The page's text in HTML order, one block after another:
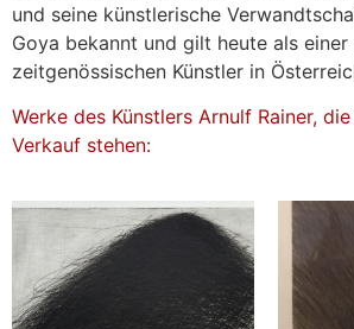
und seine künstlerische
Goya bekannt und gilt heute als
zeitgenössischen Künstler in
Werke des Künstlers Arnulf Rainer,
Verkauf stehen: